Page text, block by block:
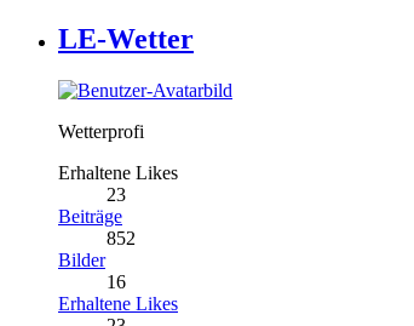
LE-Wetter
Wetterprofi
Erhaltene Likes
23
Beiträge
852
Bilder
16
Erhaltene Likes